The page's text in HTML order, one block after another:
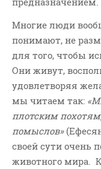
Мини-Проповеди
Музыка-Видео
Новости
Поэзия
Притчи
Проповедь-Видео
Размышления
Многие люди
понимают, не
для того, чтобы
Они живут,
удовлетворяя
мы читаем так: «М
плотским
помыслов»
своей сути очень
животного мира.